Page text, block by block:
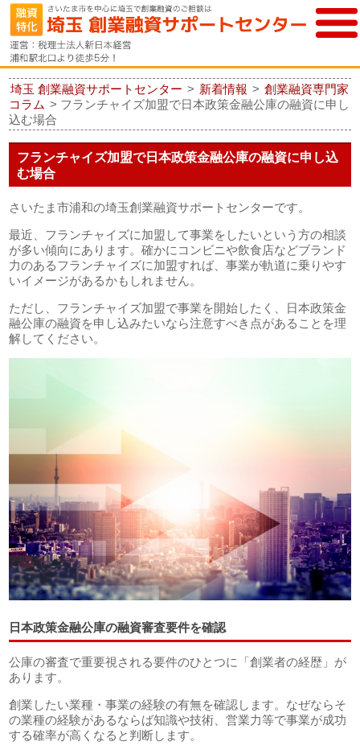
埼玉 創業融資サポートセンター > 新着情報 > 創業融資専門家
コラム > フランチャイズ加盟で日本政策金融公庫の融資に申し
込む場合
フランチャイズ加盟で日本政策金融公庫の融資に申し込
む場合
さいたま市浦和の埼玉創業融資サポートセンターです。
最近、フランチャイズに加盟して事業をしたいという方の相談
が多い傾向にあります。確かにコンビニや飲食店などブランド
力のあるフランチャイズに加盟すれば、事業が軌道に乗りやす
いイメージがあるかもしれません。
ただし、フランチャイズ加盟で事業を開始したく、日本政策金
融公庫の融資を申し込みたいなら注意すべき点があることを理
解してください。
日本政策金融公庫の融資審査要件を確認
公庫の審査で重要視される要件のひとつに「創業者の経歴」が
あります。
創業したい業種・事業の経験の有無を確認します。なぜならそ
の業種の経験があるならば知識や技術、営業力等で事業が成功
する確率が高くなると判断します。